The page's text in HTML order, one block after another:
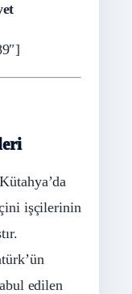
işçilerinin
edilen